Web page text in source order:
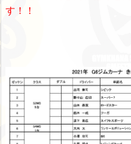
す！！